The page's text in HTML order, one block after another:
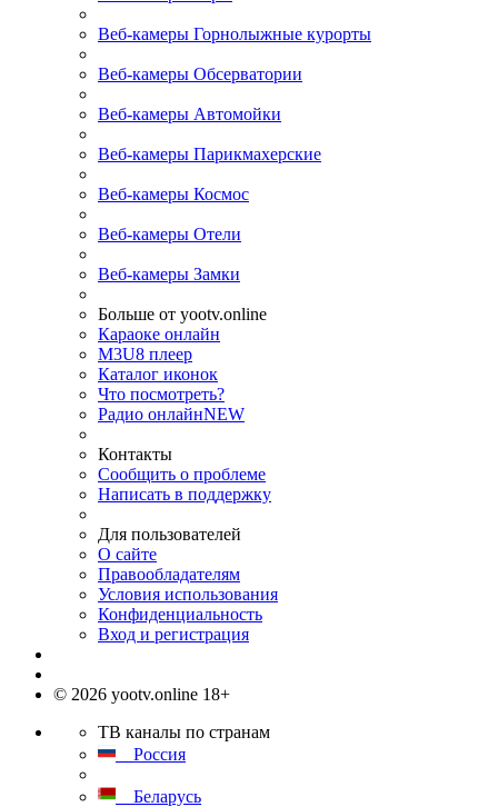
Веб-камеры Горнолыжные курорты
Веб-камеры Обсерватории
Веб-камеры Автомойки
Веб-камеры Парикмахерские
Веб-камеры Космос
Веб-камеры Отели
Веб-камеры Замки
Больше от yootv.online
Караоке онлайн
M3U8 плеер
Каталог иконок
Что посмотреть?
Радио онлайнNEW
Контакты
Сообщить о проблеме
Написать в поддержку
Для пользователей
О сайте
Правообладателям
Условия использования
Конфиденциальность
Вход и регистрация
© 2026 yootv.online 18+
ТВ каналы по странам
Россия
Беларусь